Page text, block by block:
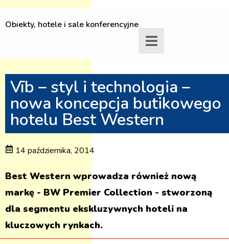
Obiekty, hotele i sale konferencyjne
Vīb – styl i technologia –
nowa koncepcja butikowego
hotelu Best Western
14 października, 2014
Best Western wprowadza również nową
markę - BW Premier Collection - stworzoną
dla segmentu ekskluzywnych hoteli na
kluczowych rynkach.